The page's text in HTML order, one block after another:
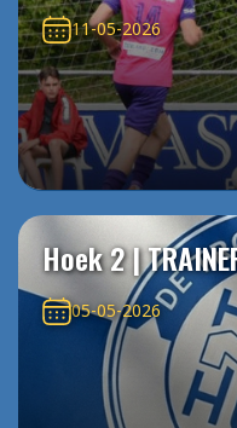
11-05-2026
Hoek 2 |
05-05-2026